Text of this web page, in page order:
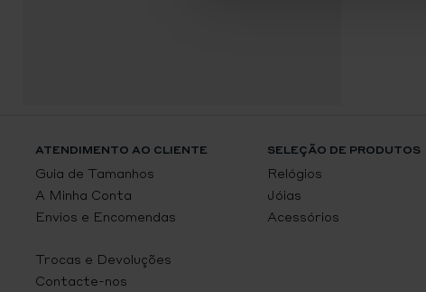
ATENDIMENTO AO CLIENTE
Guia de Tamanhos
A Minha Conta
Envios e Encomendas
Trocas e Devoluções
Contacte-nos
SELEÇÃO DE PRODUTOS
Relógios
Jóias
Acessórios